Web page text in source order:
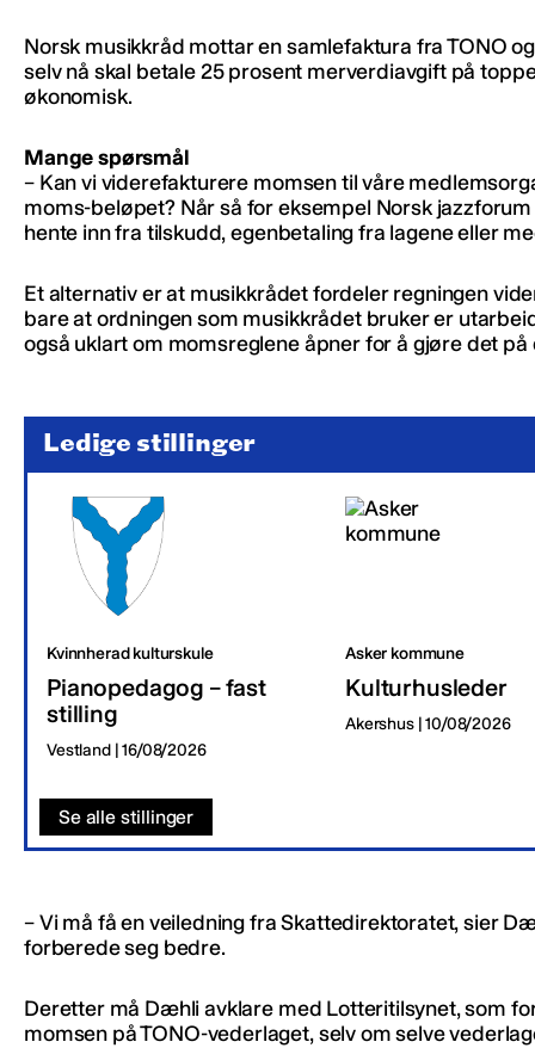
Norsk musikkråd mottar en samlefaktura fra TONO
selv nå skal betale 25 prosent merverdiavgift på
økonomisk.
Mange spørsmål
– Kan vi viderefakturere momsen til våre
moms-beløpet? Når så for eksempel Norsk
hente inn fra tilskudd, egenbetaling fra lagene eller
Et alternativ er at musikkrådet fordeler regningen
bare at ordningen som musikkrådet bruker er
også uklart om momsreglene åpner for å gjøre det på
Ledige stillinger
Kvinnherad kulturskule
Pianopedagog – fast
stilling
Vestland | 16/08/2026
Asker kommune
Kulturhusleder
Akershus | 10/08/2026
Se alle stillinger
– Vi må få en veiledning fra Skattedirektoratet, sier
forberede seg bedre.
Deretter må Dæhli avklare med Lotteritilsynet, som
momsen på TONO-vederlaget, selv om selve